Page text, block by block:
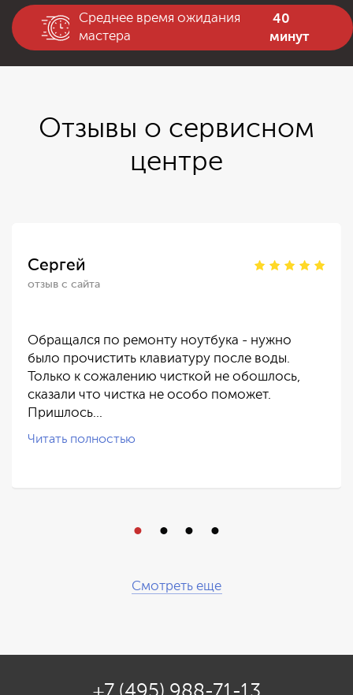
Среднее время ожидания
мастера
40
минут
Отзывы о сервисном
центре
Сергей
отзыв с сайта
Обращался по ремонту ноутбука - нужно
было прочистить клавиатуру после воды.
Только к сожалению чисткой не обошлось,
сказали что чистка не особо поможет.
Пришлось…
Читать полностью
Смотреть еще